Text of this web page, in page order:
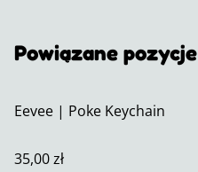
Powiązane pozycje
Eevee | Poke Keychain
35,00 zł